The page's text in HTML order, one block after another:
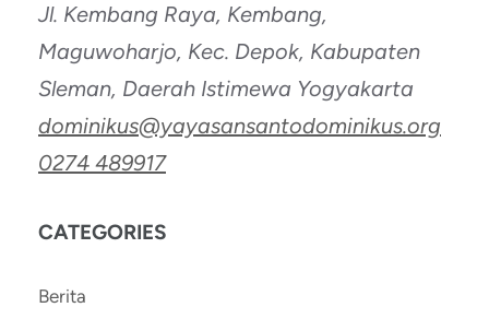
Jl. Kembang Raya, Kembang,
Maguwoharjo, Kec. Depok, Kabupaten
Sleman, Daerah Istimewa Yogyakarta
dominikus@yayasansantodominikus.org
0274 489917
CATEGORIES
Berita